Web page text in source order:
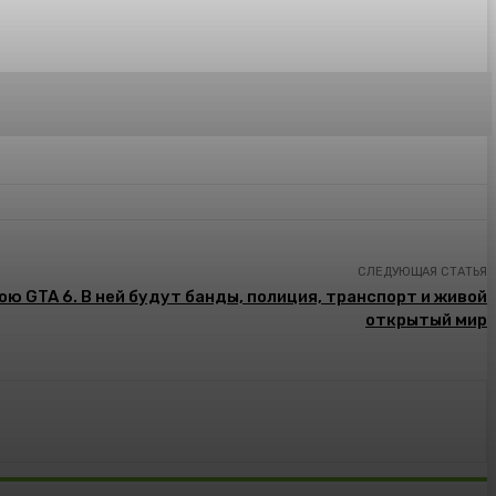
СЛЕДУЮЩАЯ СТАТЬЯ
GTA 6. В ней будут банды, полиция, транспорт и живой
открытый мир